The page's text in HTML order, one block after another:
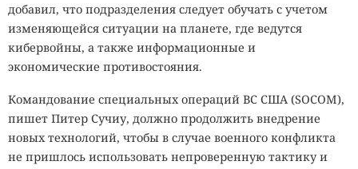
добавил, что подразделения следует обучать с учетом
изменяющейся ситуации на планете, где ведутся
кибервойны, а также информационные и
экономические противостояния.
Командование специальных операций ВС США (SOCOM),
пишет Питер Сучиу, должно продолжить внедрение
новых технологий, чтобы в случае военного конфликта
не пришлось использовать непроверенную тактику и